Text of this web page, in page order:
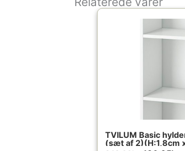
TVILUM Basic
(sæt af 2)(H:1,8cm
pris